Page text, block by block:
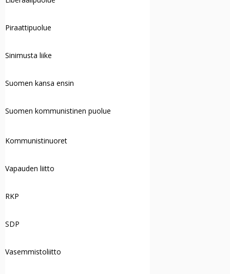
Piraattipuolue
Sinimusta liike
Suomen kansa ensin
Suomen kommunistinen puolue
Kommunistinuoret
Vapauden liitto
RKP
SDP
Vasemmistoliitto